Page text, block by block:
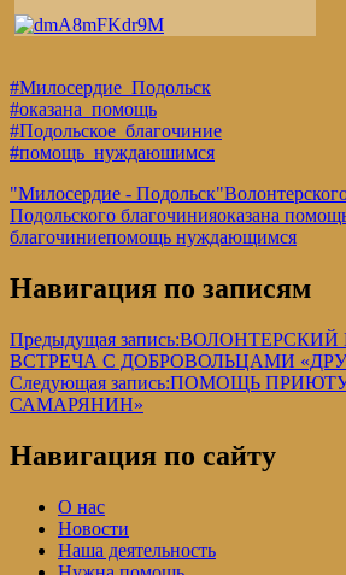
#Милосердие_Подольск
#оказана_помощь
#Подольское_благочиние
#помощь_нуждаюшимся
"Милосердие - Подольск"
Подольского благочинияоказана
благочиниепомощь нуждающимся
Навигация по записям
Предыдущая запись:ВОЛОНТЕРСКИЙ
ВСТРЕЧА С ДОБРОВОЛЬЦАМИ
Следующая запись:ПОМОЩЬ
САМАРЯНИН»
Навигация по сайту
О нас
Новости
Наша деятельность